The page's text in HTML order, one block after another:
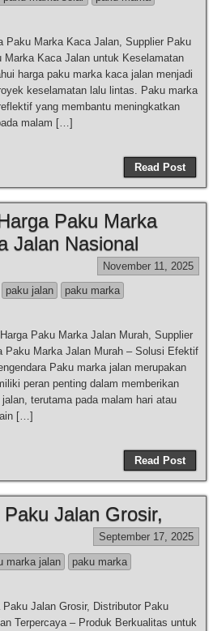
Paku Marka Kaca Jalan, Supplier Paku
Marka Kaca Jalan untuk Keselamatan
harga paku marka kaca jalan menjadi
keselamatan lalu lintas. Paku marka
yang membantu meningkatkan
malam […]
Read Post
Paku Marka
Jalan Nasional
November 11, 2025
paku jalan
paku marka
Paku Marka Jalan Murah, Supplier
Paku Marka Jalan Murah – Solusi Efektif
Paku marka jalan merupakan
peran penting dalam memberikan
terutama pada malam hari atau
[…]
Read Post
Jalan Grosir,
September 17, 2025
marka jalan
paku marka
Jalan Grosir, Distributor Paku
Terpercaya – Produk Berkualitas untuk